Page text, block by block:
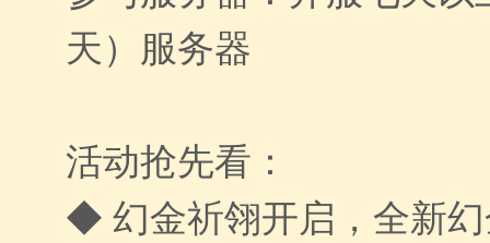
天）服务器
活动抢先看：
◆ 幻金祈翎开启，全新